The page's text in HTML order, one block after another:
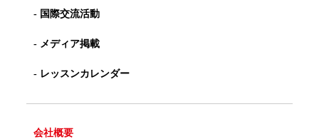
- 国際交流活動
- メディア掲載
- レッスンカレンダー
会社概要